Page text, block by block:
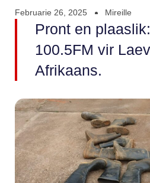
Februarie 26, 2025 Mireille
Pront en
100.5FM vir
Afrikaans.